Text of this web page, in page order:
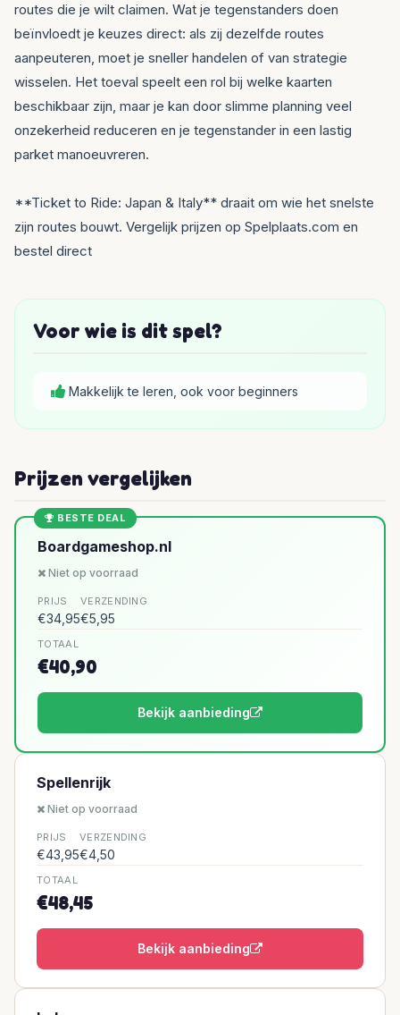
routes die je wilt claimen. Wat je tegenstanders doen
beïnvloedt je keuzes direct: als zij dezelfde routes
aanpeuteren, moet je sneller handelen of van strategie
wisselen. Het toeval speelt een rol bij welke kaarten
beschikbaar zijn, maar je kan door slimme planning veel
onzekerheid reduceren en je tegenstander in een lastig
parket manoeuvreren.
**Ticket to Ride: Japan & Italy** draait om wie het snelste
zijn routes bouwt. Vergelijk prijzen op Spelplaats.com en
bestel direct
Voor wie is dit spel?
Makkelijk te leren, ook voor beginners
Prijzen vergelijken
BESTE DEAL
Boardgameshop.nl
Niet op voorraad
PRIJS
€34,95
VERZENDING
€5,95
TOTAAL
€40,90
Bekijk aanbieding
Spellenrijk
Niet op voorraad
PRIJS
€43,95
VERZENDING
€4,50
TOTAAL
€48,45
Bekijk aanbieding